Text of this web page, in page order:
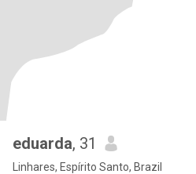
eduarda, 31
Linhares, Espírito Santo, Brazil